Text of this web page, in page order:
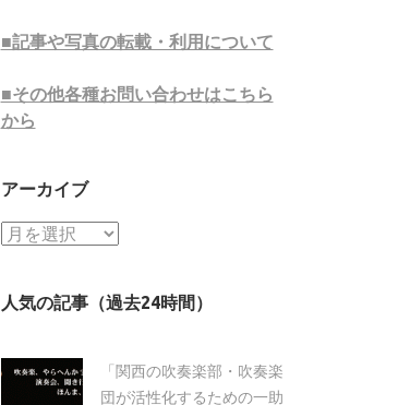
■記事や写真の転載・利用について
■その他各種お問い合わせはこちら
から
アーカイブ
ア
イ
人気の記事（過去24時間）
「関西の吹奏楽部・吹奏楽
団が活性化するための一助